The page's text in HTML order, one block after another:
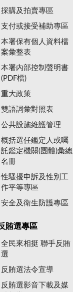
採購及拍賣專區
支付或接受補助專區
本署保有個人資料檔
案彙整表
本署內部控制聲明書
(PDF檔)
重大政策
雙語詞彙對照表
公共設施維護管理
概括選任鑑定人或囑
託鑑定機關(團體)彙總
名冊
性騷擾申訴及性別工
作平等專區
安全及衛生防護專區
賄選專區
全民來相挺 聯手反賄
選
反賄選法令宣導
反賄選影音下載及媒